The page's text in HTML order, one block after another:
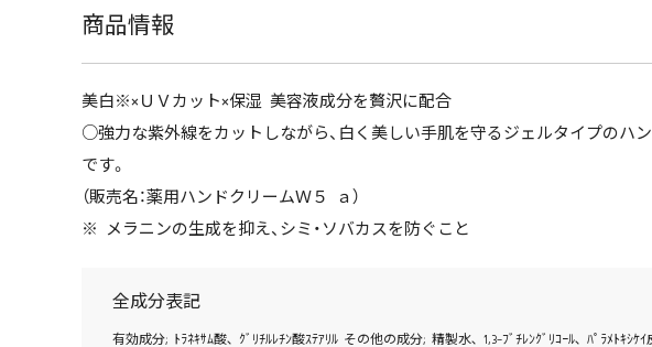
商品情報
美白※×ＵＶカット×保湿 美容液成分を贅沢に配合
○強力な紫外線をカットしながら、白く美しい手肌を守るジェルタイプのハ
です。
（販売名：薬用ハンドクリームＷ５ ａ）
※ メラニンの生成を抑え、シミ・ソバカスを防ぐこと
全成分表記
有効成分; ﾄﾗﾈｷｻﾑ酸､ ｸﾞﾘﾁﾙﾚﾁﾝ酸ｽﾃｱﾘﾙ その他の成分; 精製水､ 1,3-ﾌﾞﾁﾚﾝｸﾞﾘｺｰﾙ､ ﾊﾟﾗﾒﾄｷｼｹｲ